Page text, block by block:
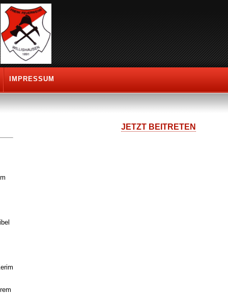
IMPRESSUM
JETZT BEITRETEN